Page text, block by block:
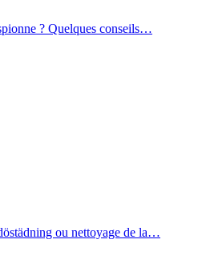
? Quelques conseils…
ou nettoyage de la…